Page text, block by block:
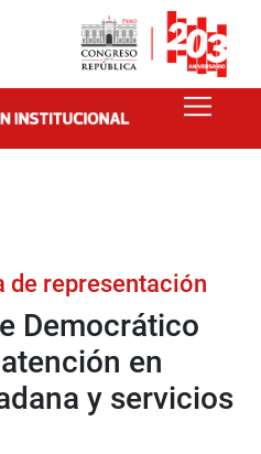
de representación
Democrático
en
y servicios